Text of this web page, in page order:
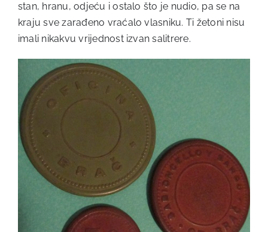
stan, hranu, odjeću i ostalo što je nudio, pa se na
kraju sve zarađeno vraćalo vlasniku. Ti žetoni nisu
imali nikakvu vrijednost izvan salitrere.